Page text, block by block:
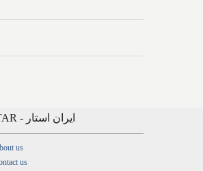
IRAN STAR - ایران استار
us
us